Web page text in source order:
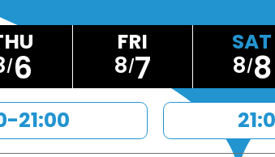
6 8 7 8 8
21:00